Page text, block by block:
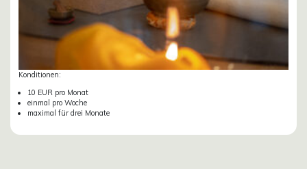
Konditionen:
10 EUR pro Monat
einmal pro Woche
maximal für drei Monate